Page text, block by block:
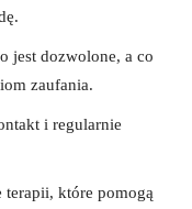
jest dozwolone, a co
zaufania.
i regularnie
terapii, które pomogą